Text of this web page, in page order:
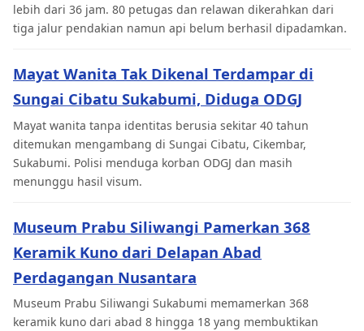
lebih dari 36 jam. 80 petugas dan relawan dikerahkan dari
tiga jalur pendakian namun api belum berhasil dipadamkan.
Mayat Wanita Tak Dikenal Terdampar di
Sungai Cibatu Sukabumi, Diduga ODGJ
Mayat wanita tanpa identitas berusia sekitar 40 tahun
ditemukan mengambang di Sungai Cibatu, Cikembar,
Sukabumi. Polisi menduga korban ODGJ dan masih
menunggu hasil visum.
Museum Prabu Siliwangi Pamerkan 368
Keramik Kuno dari Delapan Abad
Perdagangan Nusantara
Museum Prabu Siliwangi Sukabumi memamerkan 368
keramik kuno dari abad 8 hingga 18 yang membuktikan